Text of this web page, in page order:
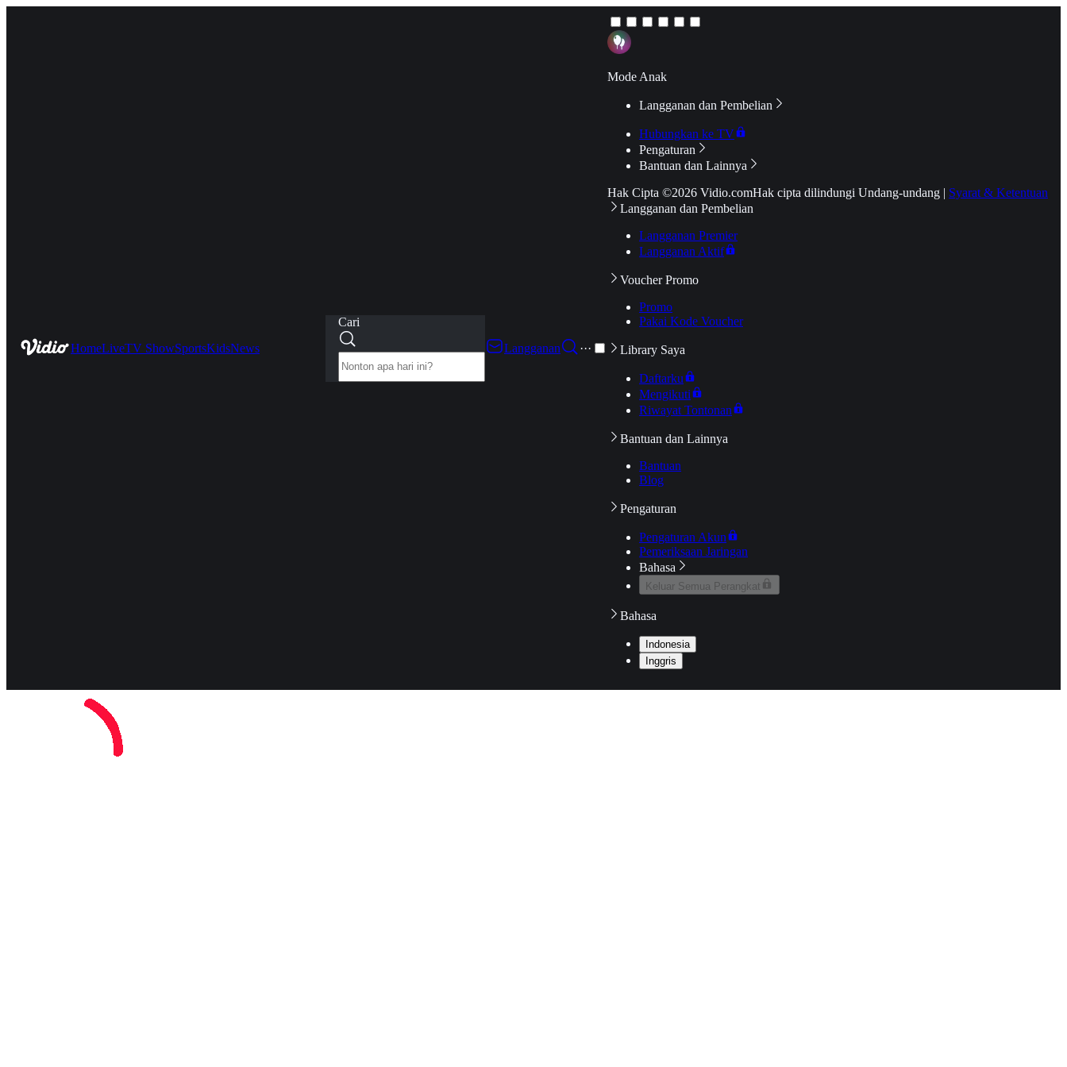
HomeLiveTV ShowSportsKidsNews
Cari
Langganan
···
Mode Anak
Langganan dan Pembelian
Hubungkan ke TV
Pengaturan
Bantuan dan Lainnya
Hak Cipta ©2026 Vidio.comHak cipta dilindungi Undang-undang | Syarat & Ketentuan
Langganan dan Pembelian
Langganan Premier
Langganan Aktif
Voucher Promo
Promo
Pakai Kode Voucher
Library Saya
Daftarku
Mengikuti
Riwayat Tontonan
Bantuan dan Lainnya
Bantuan
Blog
Pengaturan
Pengaturan Akun
Pemeriksaan Jaringan
Bahasa
Keluar Semua Perangkat
Bahasa
Indonesia
Inggris